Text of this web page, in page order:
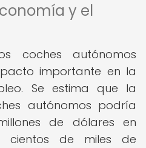
y el
coches autónomos
importante en la
Se estima que la
autónomos podría
de dólares en
cientos de miles de